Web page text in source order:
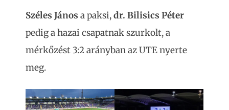
Széles János a paksi,dr. Bilisics Péter
pedig a hazai csapatnak szurkolt, a
mérkőzést 3:2 arányban az UTE nyerte
meg.